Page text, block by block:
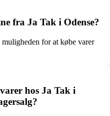
fra Ja Tak i Odense?
for at købe varer
hos Ja Tak i